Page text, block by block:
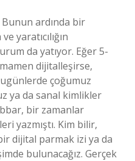
Bunun ardında bir
yaratıcılığın
da yatıyor. Eğer 5-
dijitalleşirse,
çoğumuz
ya da sanal kimlikler
bir zamanlar
yazmıştı. Kim bilir,
dijital parmak izi ya da
bulunacağız. Gerçek